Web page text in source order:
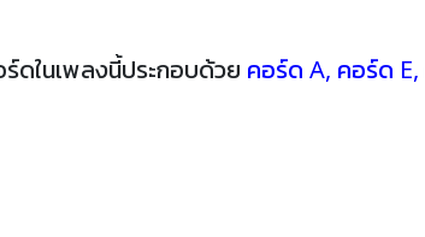
ดในเพลงนี้ประกอบด้วย คอร์ด A, คอร์ด E,